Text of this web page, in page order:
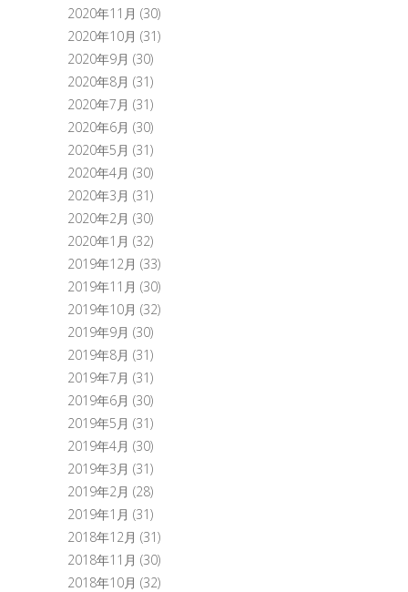
2020年11月 (30)
2020年10月 (31)
2020年9月 (30)
2020年8月 (31)
2020年7月 (31)
2020年6月 (30)
2020年5月 (31)
2020年4月 (30)
2020年3月 (31)
2020年2月 (30)
2020年1月 (32)
2019年12月 (33)
2019年11月 (30)
2019年10月 (32)
2019年9月 (30)
2019年8月 (31)
2019年7月 (31)
2019年6月 (30)
2019年5月 (31)
2019年4月 (30)
2019年3月 (31)
2019年2月 (28)
2019年1月 (31)
2018年12月 (31)
2018年11月 (30)
2018年10月 (32)